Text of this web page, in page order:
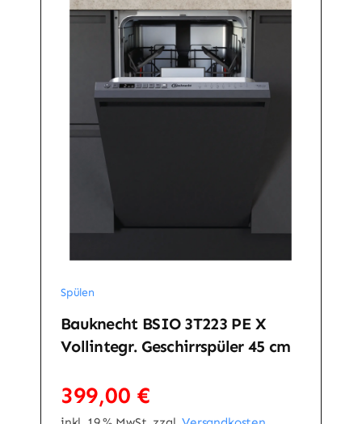
Spülen
Bauknecht BSIO 3T223 PE X
Vollintegr. Geschirrspüler 45 cm
399,00 €